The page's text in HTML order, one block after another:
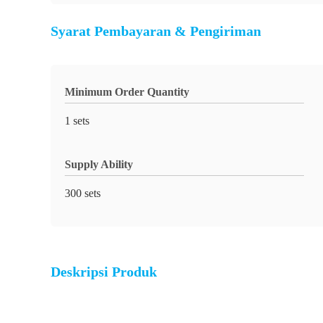
Syarat Pembayaran & Pengiriman
Minimum Order Quantity
1 sets
Supply Ability
300 sets
Deskripsi Produk